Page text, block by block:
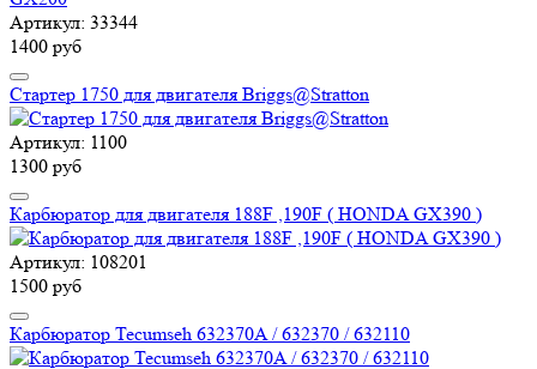
Артикул: 33344
1400 руб
Стартер 1750 для двигателя Briggs@Stratton
Артикул: 1100
1300 руб
Карбюратор для двигателя 188F ,190F ( HONDA GX390 )
Артикул: 108201
1500 руб
Карбюратор Tecumseh 632370A / 632370 / 632110